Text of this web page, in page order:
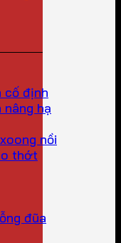
cố định
nâng hạ
nồi
thớt
đũa